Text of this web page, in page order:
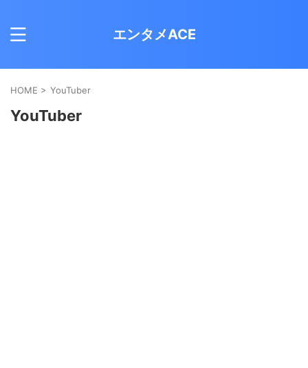
エンタメACE
HOME > YouTuber
YouTuber